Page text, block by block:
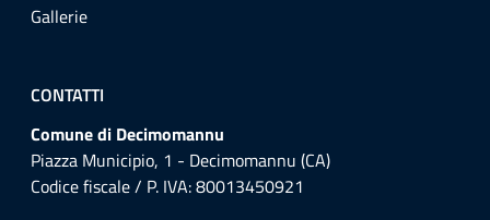
Gallerie
CONTATTI
Comune di Decimomannu
Piazza Municipio, 1 - Decimomannu (CA)
Codice fiscale / P. IVA: 80013450921